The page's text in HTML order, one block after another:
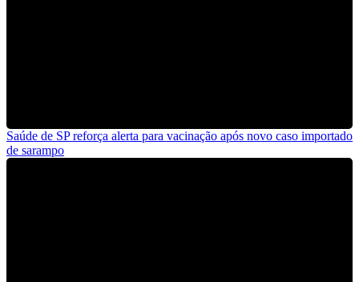
Saúde de SP reforça alerta para vacinação após novo caso importado
de sarampo